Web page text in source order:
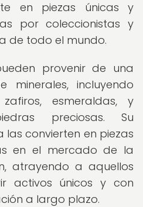
en piezas únicas y
por coleccionistas y
de todo el mundo.
provenir de una
incluyendo
esmeraldas, y
preciosas. Su
las convierten en piezas
en el mercado de la
atrayendo a aquellos
activos únicos y con
a largo plazo.